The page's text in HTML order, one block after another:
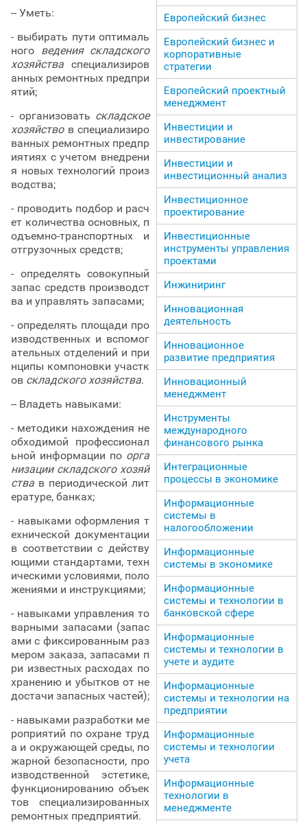
-- Уметь:
- выбирать пути оптималь
ного ведения складского
хозяйства специализиров
анных ремонтных предпри
ятий;
- организовать складское
хозяйствов специализиро
ванных ремонтных предпр
иятиях с учетом внедрени
я новых технологий произ
водства;
- проводить подбор и расч
ет количества основных, п
одъемно-транспортных и
отгрузочных средств;
- определять совокупный
запас средств производст
ва и управлять запасами;
- определять площади про
изводственных и вспомог
ательных отделений и при
нципы компоновки участк
ов складского хозяйства.
-- Владеть навыками:
- методики нахождения не
обходимой профессионал
ьной информации по орга
низации складского хозяй
ства в периодической лит
ературе, банках;
- навыками оформления т
ехнической документации
в соответствии с действу
ющими стандартами, техн
ическими условиями, поло
жениями и инструкциями;
- навыками управления то
варными запасами (запас
ами с фиксированным раз
мером заказа, запасами п
ри известных расходах по
хранению и убытков от не
достачи запасных частей);
- навыками разработки ме
роприятий по охране труд
а и окружающей среды, по
жарной безопасности, про
изводственной эстетике,
функционированию объек
тов специализированных
ремонтных предприятий.
Европейский бизнес
Европейский бизнес и
корпоративные
стратегии
Европейский проектный
менеджмент
Инвестиции и
инвестирование
Инвестиции и
инвестиционный анализ
Инвестиционное
проектирование
Инвестиционные
инструменты управления
проектами
Инжиниринг
Инновационная
деятельность
Инновационное
развитие предприятия
Инновационный
менеджмент
Инструменты
международного
финансового рынка
Интеграционные
процессы в экономике
Информационные
системы в
налогообложении
Информационные
системы в экономике
Информационные
системы и технологии в
банковской сфере
Информационные
системы и технологии в
учете и аудите
Информационные
системы и технологии на
предприятии
Информационные
системы и технологии
учета
Информационные
технологии в
менеджменте